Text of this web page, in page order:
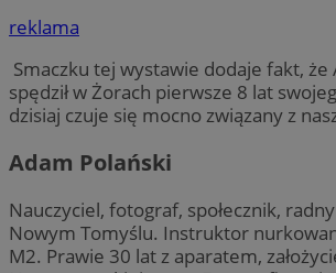
reklama
Smaczku tej wystawie dodaje fakt, że
spędził w Żorach pierwsze 8 lat
dzisiaj czuje się mocno związany z
Adam Polański
Nauczyciel, fotograf, społecznik,
Nowym Tomyślu. Instruktor
M2. Prawie 30 lat z aparatem,